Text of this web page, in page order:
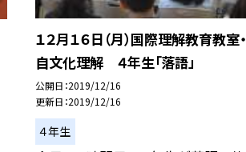
１２月１６日（月）国際理解教育教室・
自文化理解 ４年生「落語」
公開日 2019/12/16
更新日 2019/12/16
４年生